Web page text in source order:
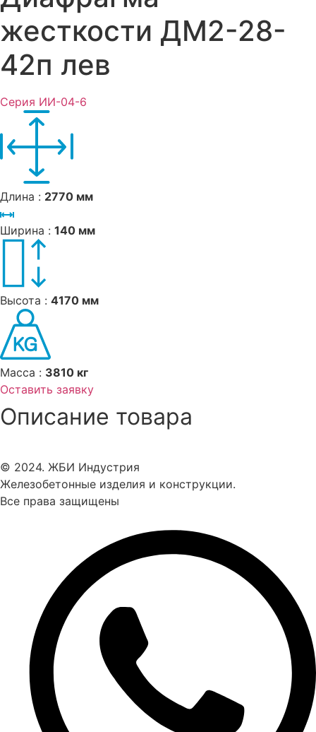
жесткости ДМ2-28-
42п лев
Серия ИИ-04-6
Длина : 2770 мм
Ширина : 140 мм
Высота : 4170 мм
Масса : 3810 кг
Оставить заявку
Описание товара
© 2024. ЖБИ Индустрия
Железобетонные изделия и конструкции.
Все права защищены